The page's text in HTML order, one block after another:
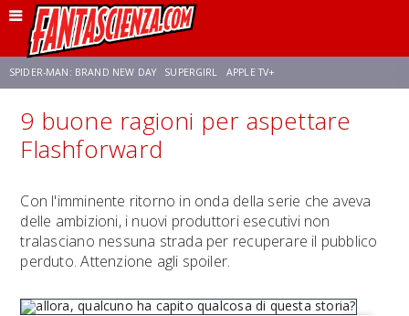
SPIDER-MAN: BRAND NEW DAY SUPERGIRL APPLE TV+
FRANCO RICCIARDIELLO ZENDAYA AVENGERS: DOOMSDAY STAR TREK
9 buone ragioni per aspettare
Flashforward
Con l'imminente ritorno in onda della serie che aveva
delle ambizioni, i nuovi produttori esecutivi non
tralasciano nessuna strada per recuperare il pubblico
perduto. Attenzione agli spoiler.